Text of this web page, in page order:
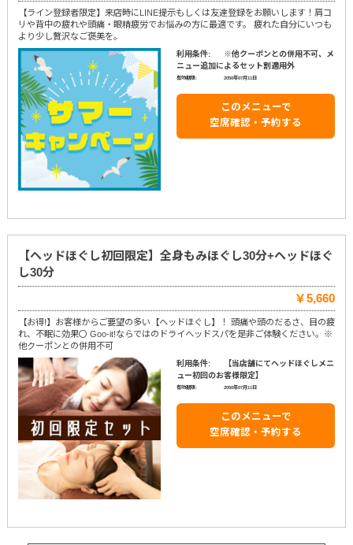
【ライン登録者限定】来店時にLINE提示もしくは友達登録をお願いします！肩コ
リや背中の疲れや頭痛・眼精疲労でお悩みの方に最適です。 疲れた自分にいつも
より少し贅沢なご褒美を。
利用条件:
※他クーポンとの併用不可、メ
ニュー追加によるセット割適用外
有効期限: 2050年07月11日
このメニューで
空席確認・予約する
【ヘッドほぐし初回限定】全身もみほぐし30分+ヘッドほぐ
し30分
￥5,660
【お得!】お客様からご要望の多い【ヘッドほぐし】！ 頭痛や頭のだるさ、目の疲
れ、不眠に効果〇 Goo-it!ならではのドライヘッドスパを是非ご体験ください。※
他クーポンとの併用不可
利用条件:
【当店舗にてヘッドほぐしメニ
ュー初回のお客様限定】
有効期限: 2050年07月11日
このメニューで
空席確認・予約する